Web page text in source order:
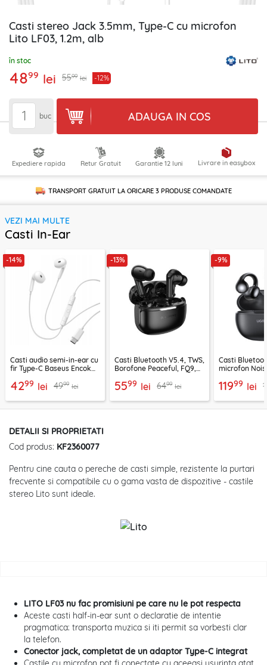
Casti stereo Jack 3.5mm, Type-C cu microfon
Lito LF03, 1.2m, alb
în stoc
4899 lei 5599 lei -12%
buc ADAUGA IN COS
Expediere rapida Retur Gratuit Garantie 12 luni Livrare in easybox
TRANSPORT GRATUIT LA ORICARE 3 PRODUSECOMANDATE
VEZI MAI MULTE
Casti In-Ear
-14%
Casti audio semi-in-ear cu
fir Type-C Baseus Encok
4299 lei 4999 lei
-13%
Casti Bluetooth V5.4, TWS,
Borofone Peaceful, FQ9,
5599 lei 6499 lei
-9%
Casti
microfon
11999 lei
DETALII SI PROPRIETATI
Cod produs: KF2360077
Pentru cine cauta o pereche de casti simple, rezistente la purtari
frecvente si compatibile cu o gama vasta de dispozitive - castile
stereo Lito sunt ideale.
LITO LF03 nu fac promisiuni pe care nu le pot respecta
Aceste casti half-in-ear sunt o declaratie de intentie
pragmatica: transporta muzica si iti permit sa vorbesti clar
la telefon.
Conector jack, completat de un adaptor Type-C integrat